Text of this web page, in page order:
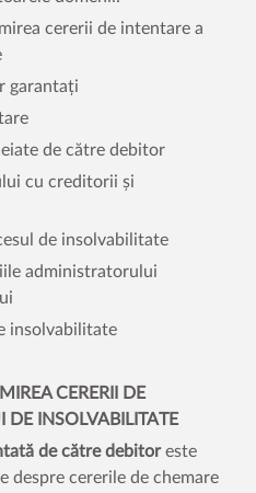
cererii de intentare a
de către debitor
cu creditorii și
de insolvabilitate
administratorului
insolvabilitate
CERERII DE
DE INSOLVABILITATE
de către debitor este
despre cererile de chemare